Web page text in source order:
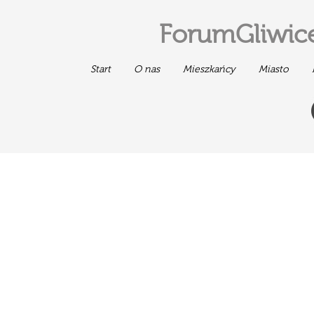
Start O nas Mieszkańcy Miasto